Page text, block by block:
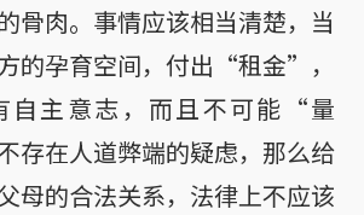
骨肉。事情应该相当清楚，当
的孕育空间，付出“租金”，
自主意志，而且不可能“量
存在人道弊端的疑虑，那么给
母的合法关系，法律上不应该